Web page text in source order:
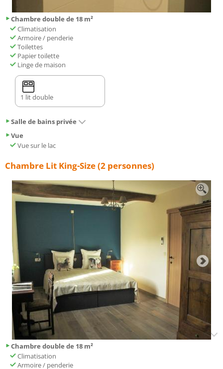
Chambre double de 18 m²
Climatisation
Armoire / penderie
Toilettes
Papier toilette
Linge de maison
1 lit double
Salle de bains privée
Vue
Vue sur le lac
Chambre Lit King-Size (2 personnes)
Chambre double de 18 m²
Climatisation
Armoire / penderie